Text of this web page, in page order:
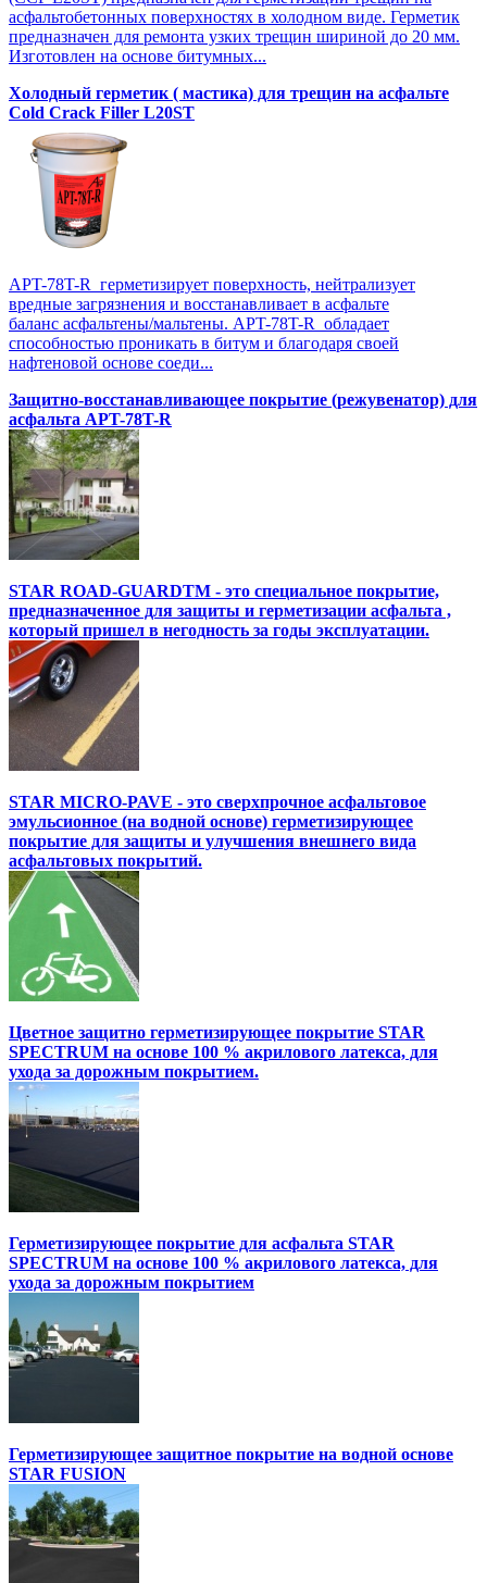
асфальтобетонных поверхностях в холодном виде. Герметик
предназначен для ремонта узких трещин шириной до 20 мм.
Изготовлен на основе битумных...
Холодный герметик ( мастика) для трещин на асфальте
Cold Crack Filler L20SТ
APT-78T-R герметизирует поверхность, нейтрализует
вредные загрязнения и восстанавливает в асфальте
баланс асфальтены/мальтены. APT-78T-R обладает
способностью проникать в битум и благодаря своей
нафтеновой основе соеди...
Защитно-восстанавливающее покрытие (режувенатор) для
асфальта APT-78T-R
STAR ROAD-GUARDTM - это специальное покрытие,
предназначенное для защиты и герметизации асфальта ,
который пришел в негодность за годы эксплуатации.
STAR MICRO-PAVE - это сверхпрочное асфальтовое
эмульсионное (на водной основе) герметизирующее
покрытие для защиты и улучшения внешнего вида
асфальтовых покрытий.
Цветное защитно герметизирующее покрытие STAR
SPECTRUM на основе 100 % акрилового латекса, для
ухода за дорожным покрытием.
Герметизирующее покрытие для асфальта STAR
SPECTRUM на основе 100 % акрилового латекса, для
ухода за дорожным покрытием
Герметизирующее защитное покрытие на водной основе
STAR FUSION